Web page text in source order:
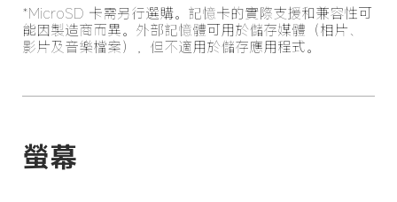
*MicroSD 卡需另行選購。記憶卡的實際支援和兼容性可
能因製造商而異。外部記憶體可用於儲存媒體（相片、
影片及音樂檔案），但不適用於儲存應用程式。
螢幕